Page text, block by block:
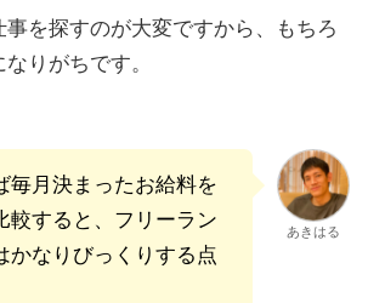
を探すのが大変ですから、もちろ
りがちです。
毎月決まったお給料を
較すると、フリーラン
かなりびっくりする点
あきはる